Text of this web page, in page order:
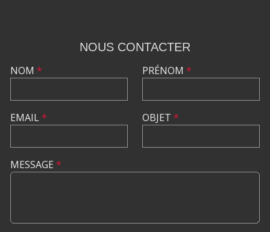
NOUS CONTACTER
NOM *
EMAIL*
PRÉNOM *
OBJET *
MESSAGE *